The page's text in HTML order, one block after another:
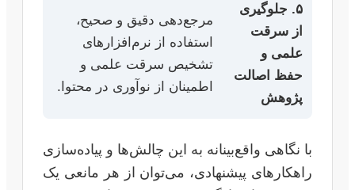
۵. جلوگیری
از سرقت
علمی و
حفظ اصالت
پژوهش
مرجع‌دهی دقیق و صحیح،
استفاده از نرم‌افزارهای
تشخیص سرقت علمی و
اطمینان از نوآوری در محتوا.
با نگاهی واقع‌بینانه به این چالش‌ها و پیاده‌سازی
راهکارهای پیشنهادی، می‌توان از هر مانعی یک